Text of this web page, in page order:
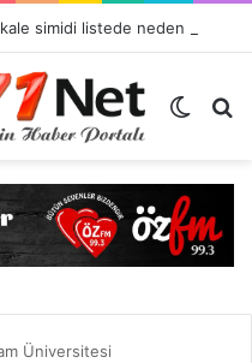
Dış
Üniversitesi